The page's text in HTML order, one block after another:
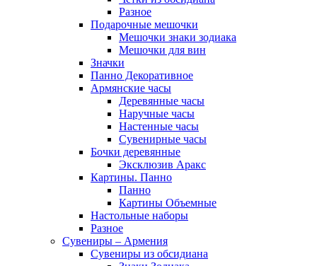
Разное
Подарочные мешочки
Мешочки знаки зодиака
Мешочки для вин
Значки
Панно Декоративное
Армянские часы
Деревянные часы
Наручные часы
Настенные часы
Сувенирные часы
Бочки деревянные
Эксклюзив Аракс
Картины. Панно
Панно
Картины Объемные
Настольные наборы
Разное
Сувениры – Армения
Сувениры из обсидиана